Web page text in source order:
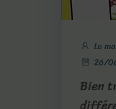
La
26/
Bien